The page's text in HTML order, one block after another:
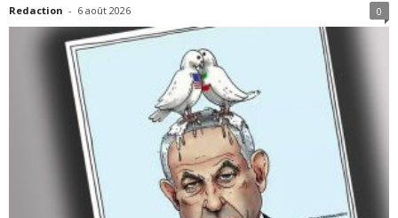
Redaction - 6 août 2026 0